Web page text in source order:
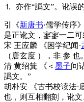
⒈ 亦作“譌文”。讹误的
引 《新唐书·儒学传序
是正讹文，寥寥一二可
宋 王应麟 《困学纪闻·
（唐玄度 ），非 参 也
清 黄绍箕 《＜ 墨子间
譌文。”
胡朴安 《古书校读法
也，则互相翻刻，讹